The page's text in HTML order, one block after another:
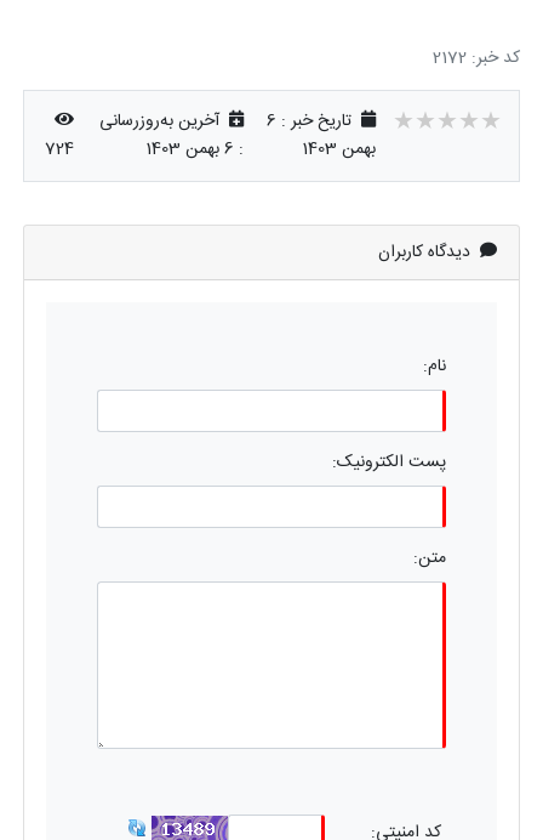
کد خبر: 2172
★★★★★
★★★★★
★★★★★
تاریخ خبر : 6
بهمن 1403
آخرین به‌روزرسانی
: 6 بهمن 1403 724
دیدگاه کاربران
نام:
پست الکترونیک:
متن:
کد امنیتی: